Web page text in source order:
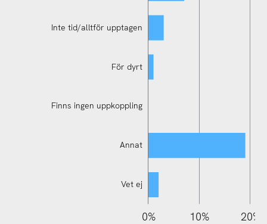
Inte tid/alltför upptagen
För dyrt
Finns ingen uppkoppling
Annat
Vet ej
110% 20%
10%
0%
-10%
-20%